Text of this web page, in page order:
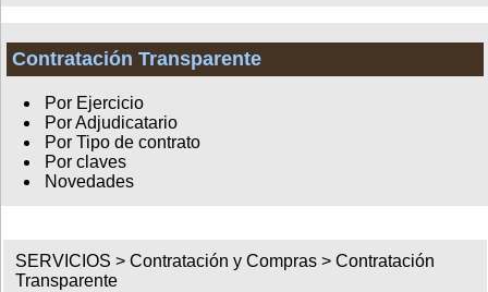
Contratación Transparente
Por Ejercicio
Por Adjudicatario
Por Tipo de contrato
Por claves
Novedades
SERVICIOS >Contratación y Compras >Contratación
Transparente